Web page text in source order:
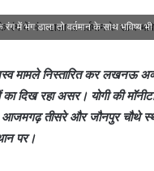
में भंग डाला तो वर्तमान के साथ भविष्य भी
मामले निस्तारित कर लखनऊ
का दिख रहा असर। योगी की
तीसरे और जौनपुर चौथे
पर।